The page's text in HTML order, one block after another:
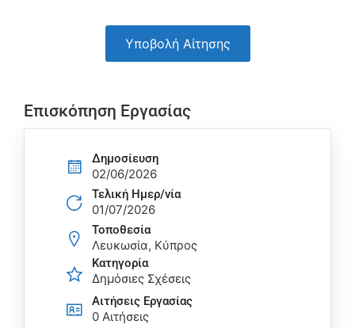
Υποβολή Αίτησης
Επισκόπηση Εργασίας
Δημοσίευση
02/06/2026
Τελική Ημερ/νία
01/07/2026
Τοποθεσία
Λευκωσία, Κύπρος
Κατηγορία
Δημόσιες Σχέσεις
Αιτήσεις Eργασίας
0 Αιτήσεις